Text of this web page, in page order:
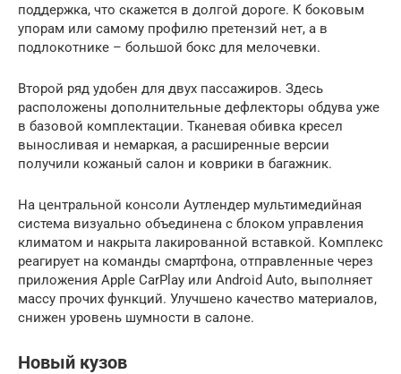
поддержка, что скажется в долгой дороге. К боковым
упорам или самому профилю претензий нет, а в
подлокотнике – большой бокс для мелочевки.
Второй ряд удобен для двух пассажиров. Здесь
расположены дополнительные дефлекторы обдува уже
в базовой комплектации. Тканевая обивка кресел
выносливая и немаркая, а расширенные версии
получили кожаный салон и коврики в багажник.
На центральной консоли Аутлендер мультимедийная
система визуально объединена с блоком управления
климатом и накрыта лакированной вставкой. Комплекс
реагирует на команды смартфона, отправленные через
приложения Apple CarPlay или Android Auto, выполняет
массу прочих функций. Улучшено качество материалов,
снижен уровень шумности в салоне.
Новый кузов